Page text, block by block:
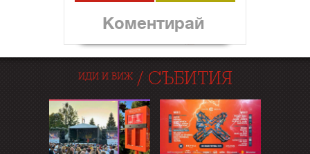
Коментирай
ИДИ И ВИЖ/ СЪБИТИЯ